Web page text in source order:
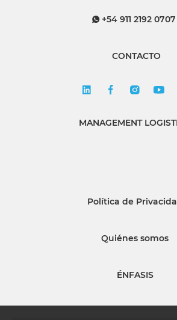
+54 911 2192 0707
CONTACTO
MANAGEMENT
Política de
Quiénes somos
ÉNFASIS